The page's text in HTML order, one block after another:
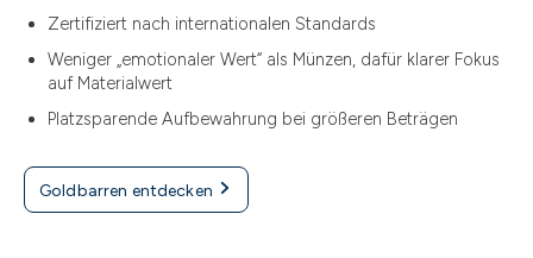
Zertifiziert nach internationalen Standards
Weniger „emotionaler Wert“ als Münzen, dafür klarer Fokus
auf Materialwert
Platzsparende Aufbewahrung bei größeren Beträgen
Goldbarren entdecken